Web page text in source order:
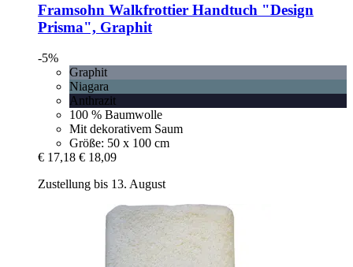
Framsohn Walkfrottier Handtuch "Design
Prisma", Graphit
-5%
Graphit
Niagara
Anthrazit
100 % Baumwolle
Mit dekorativem Saum
Größe: 50 x 100 cm
€ 17,18 € 18,09
Zustellung bis 13. August